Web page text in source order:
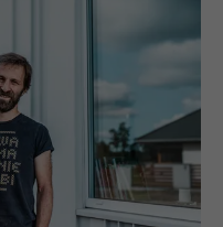
gebruikt om een
weer te geven,
van derde